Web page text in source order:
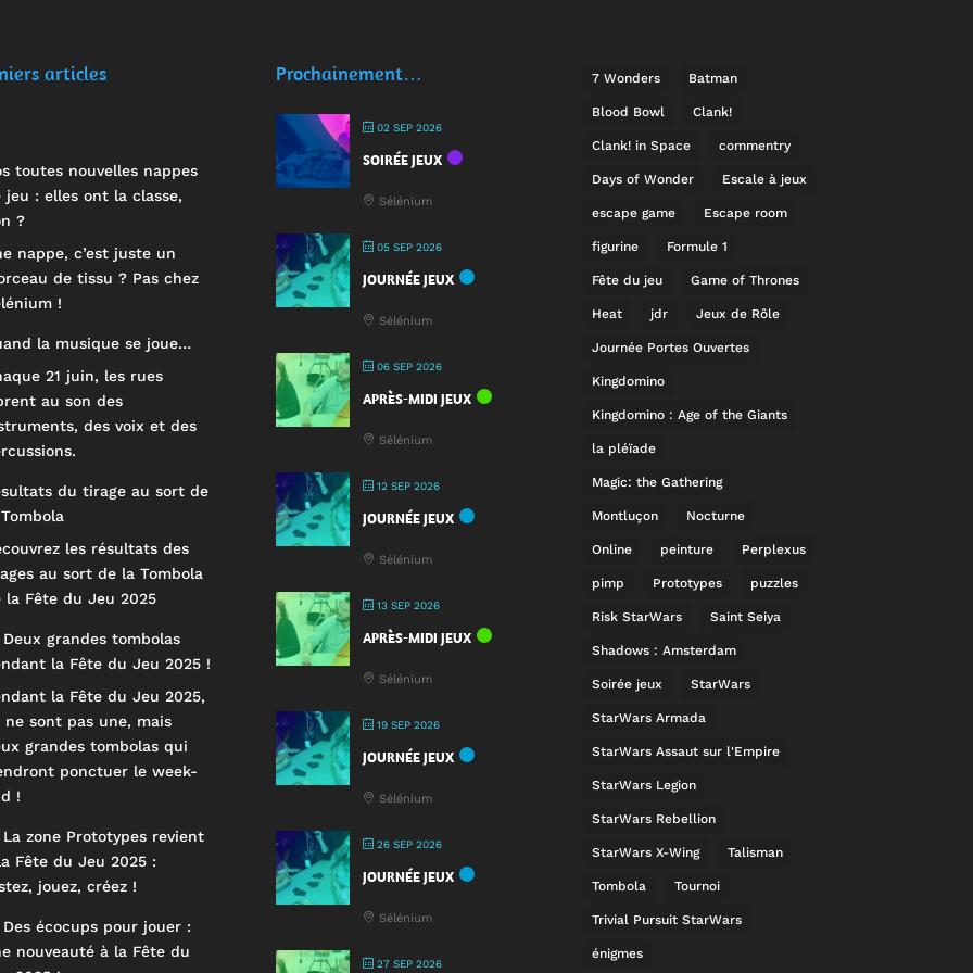
articles
toutes nouvelles nappes
jeu : elles ont la classe,
?
nappe, c’est juste un
de tissu ? Pas chez
!
la musique se joue…
21 juin, les rues
au son des
des voix et des
du tirage au sort de
les résultats des
au sort de la Tombola
la Fête du Jeu 2025
Deux grandes tombolas
la Fête du Jeu 2025 !
la Fête du Jeu 2025,
ne sont pas une, mais
grandes tombolas qui
ponctuer le week-
!
La zone Prototypes revient
Fête du Jeu 2025 :
jouez, créez !
Des écocups pour jouer :
nouveauté à la Fête du
Prochainement…
02 SEP 2026
SOIRÉE JEUX
Sélénium
05 SEP 2026
JOURNÉE JEUX
Sélénium
06 SEP 2026
APRÈS-MIDI JEUX
Sélénium
12 SEP 2026
JOURNÉE JEUX
Sélénium
13 SEP 2026
APRÈS-MIDI JEUX
Sélénium
19 SEP 2026
JOURNÉE JEUX
Sélénium
26 SEP 2026
JOURNÉE JEUX
Sélénium
27 SEP 2026
7 Wonders Batman
Blood Bowl Clank!
Clank! in Space commentry
Days of Wonder Escale à jeux
escape game Escape room
figurine Formule 1
Fête du jeu Game of Thrones
Heat jdr Jeux de Rôle
Journée Portes Ouvertes
Kingdomino
Kingdomino : Age of the Giants
la pléïade
Magic: the Gathering
Montluçon Nocturne
Online peinture Perplexus
pimp Prototypes puzzles
Risk StarWars Saint Seiya
Shadows : Amsterdam
Soirée jeux StarWars
StarWars Armada
StarWars Assaut sur l'Empire
StarWars Legion
StarWars Rebellion
StarWars X-Wing Talisman
Tombola Tournoi
Trivial Pursuit StarWars
énigmes